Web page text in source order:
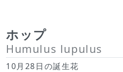
ホップ
Humulus lupulus
10月28日の誕生花